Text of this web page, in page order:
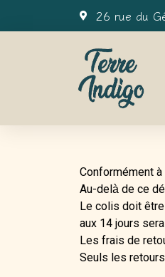
26 rue du
Conformément
Au-delà de ce
Le colis doit
aux 14 jours
Les frais de
Seuls les